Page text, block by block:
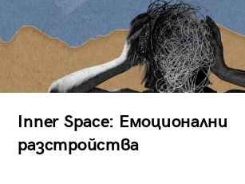
Inner Space: Емоционални
разстройства